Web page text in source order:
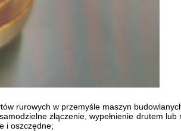
rurowych w przemyśle maszyn
złączenie, wypełnienie drutem lub
i oszczędne;